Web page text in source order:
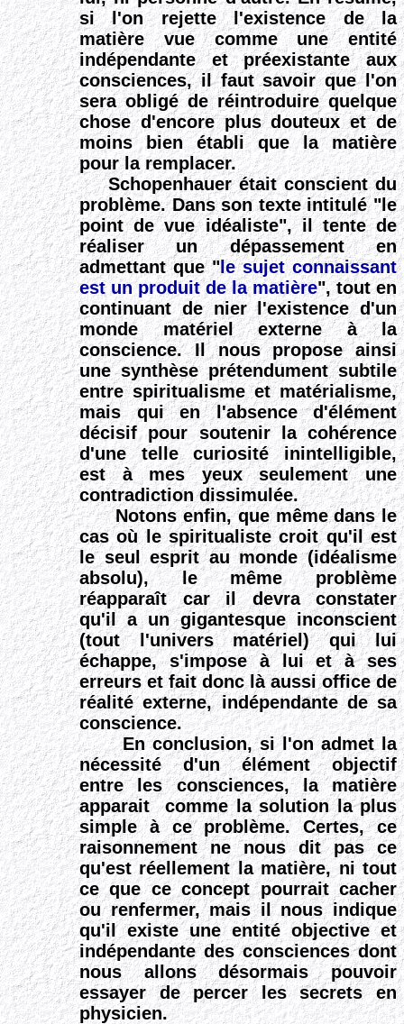
si l'on rejette l'existence de la
matière vue comme une entité
indépendante et préexistante aux
consciences, il faut savoir que l'on
sera obligé de réintroduire quelque
chose d'encore plus douteux et de
moins bien établi que la matière
pour la remplacer.
Schopenhauer était conscient du
problème. Dans son texte intitulé "le
point de vue idéaliste", il tente de
réaliser un dépassement en
admettant que "le sujet connaissant
est un produit de la matière", tout en
continuant de nier l'existence d'un
monde matériel externe à la
conscience. Il nous propose ainsi
une synthèse prétendument subtile
entre spiritualisme et matérialisme,
mais qui en l'absence d'élément
décisif pour soutenir la cohérence
d'une telle curiosité inintelligible,
est à mes yeux seulement une
contradiction dissimulée.
Notons enfin, que même dans le
cas où le spiritualiste croit qu'il est
le seul esprit au monde (idéalisme
absolu), le même problème
réapparaît car il devra constater
qu'il a un gigantesque inconscient
(tout l'univers matériel) qui lui
échappe, s'impose à lui et à ses
erreurs et fait donc là aussi office de
réalité externe, indépendante de sa
conscience.
En conclusion, si l'on admet la
nécessité d'un élément objectif
entre les consciences, la matière
apparait comme la solution la plus
simple à ce problème. Certes, ce
raisonnement ne nous dit pas ce
qu'est réellement la matière, ni tout
ce que ce concept pourrait cacher
ou renfermer, mais il nous indique
qu'il existe une entité objective et
indépendante des consciences dont
nous allonsdésormaispouvoir
essayer de percer les secrets en
physicien.